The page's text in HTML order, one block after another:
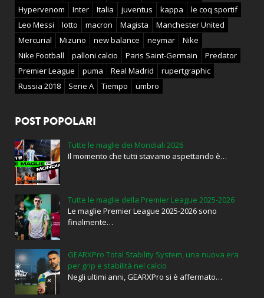
Hypervenom
Inter Italia juventus kappa
le coq sportif
Leo Messi
lotto macron Magista
Manchester United
Mercurial
Mizuno new balance neymar
Nike
Nike Football
palloni calcio Paris Saint-Germain
Predator
Premier League
puma Real Madrid
rupertgraphic
Russia 2018
Serie A Tiempo umbro
POST POPOLARI
Tutte le maglie dei Mondiali 2026
Il momento che tutti stavamo aspettando è…
Tutte le maglie della Premier League 2025-2026
Le maglie Premier League 2025-2026 sono
finalmente…
GEARXPro Total Stability System, una nuova era
per grip e stabilità nel calcio
Negli ultimi anni, GEARXPro si è affermato…